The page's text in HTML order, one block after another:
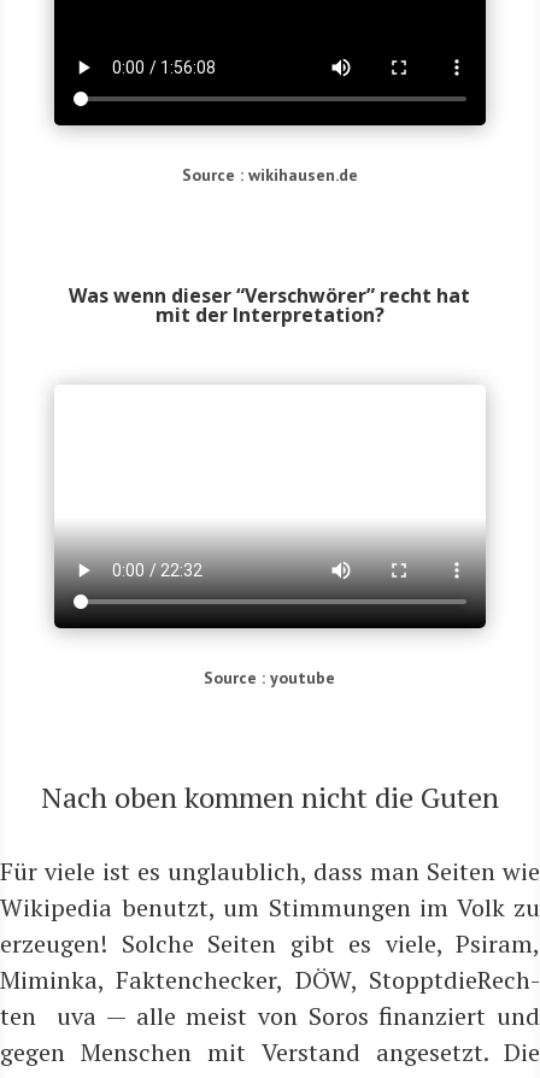
Source : wikihausen.de
Was wenn dieser “Verschwörer” recht hat
mit der Interpretation?
Source : youtube
Nach oben kom­men nicht die Guten
Für vie­le ist es unglaub­lich, dass man Sei­ten wie
Wiki­pe­dia benutzt, um Stim­mun­gen im Volk zu
erzeu­gen! Sol­che Sei­ten gibt es vie­le, Psi­ram,
Mimin­ka, Fak­ten­che­cker, DÖW, Stoppt­die­Rech­
ten uva — alle meist von Sor­os finan­ziert und
gegen Men­schen mit Ver­stand ange­setzt. Die